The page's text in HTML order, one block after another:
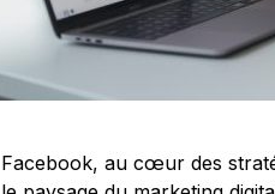
Facebook, au cœur des